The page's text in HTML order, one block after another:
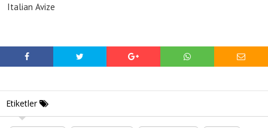
Italian Avize
Etiketler